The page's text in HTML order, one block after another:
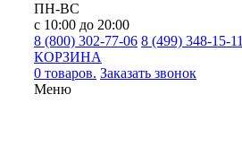
ПН-ВС
с 10:00 до 20:00
8 (800) 302-77-06 8 (499) 348-15-11
КОРЗИНА
0 товаров. Заказать звонок
Меню